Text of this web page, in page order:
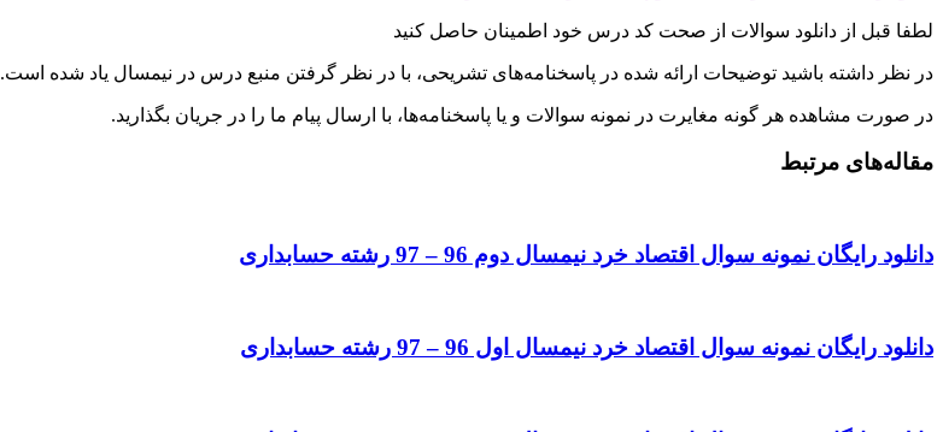
لطفا قبل از دانلود سوالات از صحت کد درس خود اطمینان حاصل کنید
در نظر داشته باشید توضیحات ارائه شده در پاسخنامه‌های تشریحی، با در نظر گرفتن منبع درس در نیمسال یاد شده است.
در صورت مشاهده هر گونه مغایرت در نمونه سوالات و یا پاسخنامه‌ها، با ارسال پیام ما را در جریان بگذارید.
مقاله‌های مرتبط
دانلود رایگان نمونه سوال اقتصاد خرد نیمسال دوم 96 – 97 رشته حسابداری
دانلود رایگان نمونه سوال اقتصاد خرد نیمسال اول 96 – 97 رشته حسابداری